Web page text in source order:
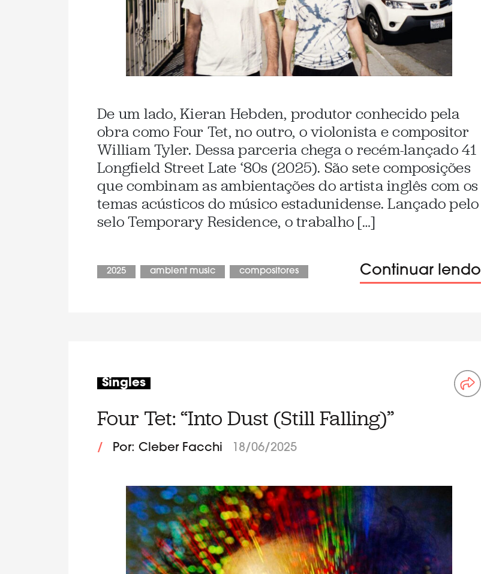
De um lado, Kieran Hebden, produtor conhecido pela
obra como Four Tet, no outro, o violonista e compositor
William Tyler. Dessa parceria chega o recém-lançado 41
Longfield Street Late ‘80s (2025). São sete composições
que combinam as ambientações do artista inglês com os
temas acústicos do músico estadunidense. Lançado pelo
selo Temporary Residence, o trabalho […]
2025 ambient music compositores Continuar lendo
Singles
Four Tet: “Into Dust (Still Falling)”
/ Por: Cleber Facchi 18/06/2025